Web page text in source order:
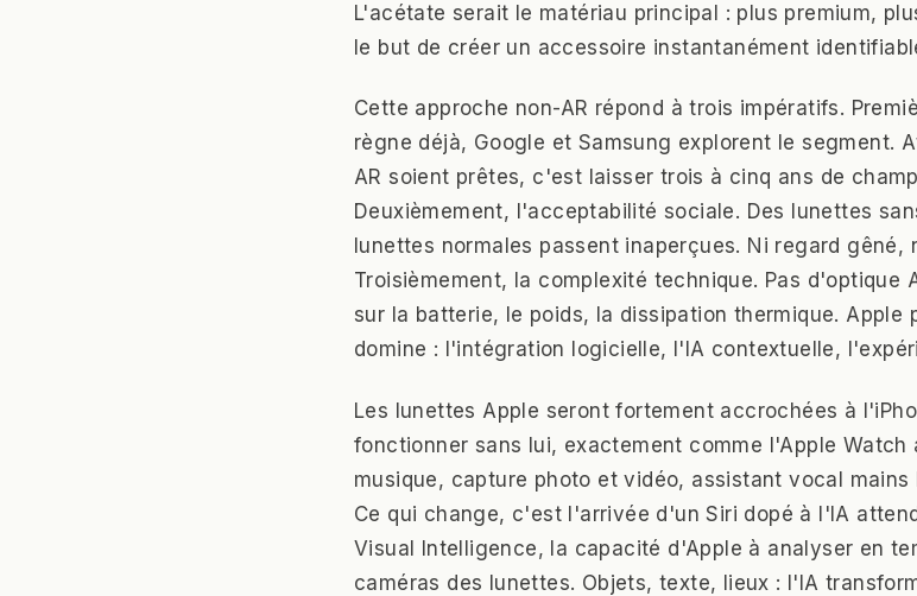
L'acétate serait le matériau principal : plus premium,
le but de créer un accessoire instantanément
Cette approche non-AR répond à trois impératifs.
règne déjà, Google et Samsung explorent le segment.
AR soient prêtes, c'est laisser trois à cinq ans de
Deuxièmement, l'acceptabilité sociale. Des lunettes
lunettes normales passent inaperçues. Ni regard
Troisièmement, la complexité technique. Pas d'optique
sur la batterie, le poids, la dissipation thermique. Apple
domine : l'intégration logicielle, l'IA contextuelle,
Les lunettes Apple seront fortement accrochées à
fonctionner sans lui, exactement comme l'Apple
musique, capture photo et vidéo, assistant vocal
Ce qui change, c'est l'arrivée d'un Siri dopé à l'IA
Visual Intelligence, la capacité d'Apple à analyser en
caméras des lunettes. Objets, texte, lieux : l'IA